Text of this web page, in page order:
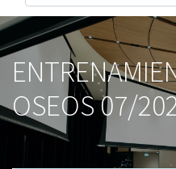
OSEOS 07/